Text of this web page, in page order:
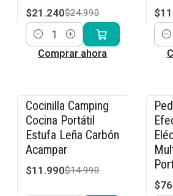
$21.240$24.990
Cantidad
Comprar ahora
-20% OFF
Cocinilla Camping
Cocina Portátil
Estufa Leña Carbón
Acampar
$11.990$14.990
-